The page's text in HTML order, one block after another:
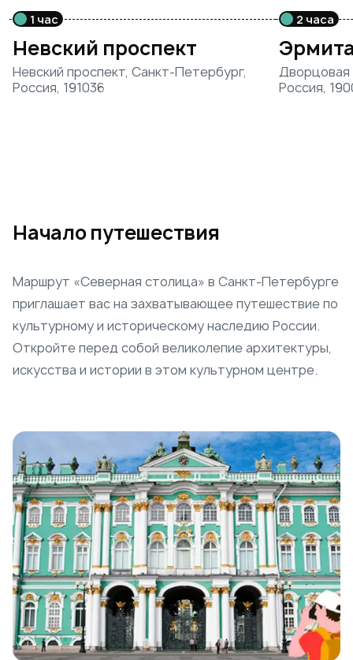
1 час
Невский проспект
Невский проспект, Санкт-Петербург,
Россия, 191036
2 часа
Дворцовая
Россия,
Начало путешествия
Маршрут «Северная столица» в Санкт-Петербурге
приглашает вас на захватывающее путешествие по
культурному и историческому наследию России.
Откройте перед собой великолепие архитектуры,
искусства и истории в этом культурном центре.